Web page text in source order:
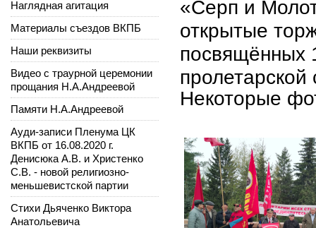
«Серп и
открытые
посвящённых
Некоторые
Наглядная агитация
Материалы съездов ВКПБ
Наши реквизиты
Видео с траурной церемонии
прощания Н.А.Андреевой
Памяти Н.А.Андреевой
Ауди-записи Пленума ЦК
ВКПБ от 16.08.2020 г.
Денисюка А.В. и Христенко
С.В. - новой религиозно-
меньшевистской партии
Стихи Дьяченко Виктора
Анатольевича